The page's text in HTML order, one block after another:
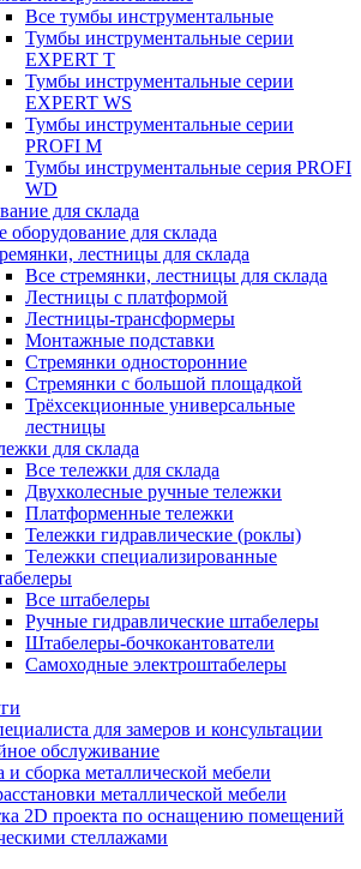
Все тумбы инструментальные
Тумбы инструментальные серии
EXPERT T
Тумбы инструментальные серии
EXPERT WS
Тумбы инструментальные серии
PROFI M
Тумбы инструментальные серия PROFI
WD
для склада
оборудование для склада
лестницы для склада
Все стремянки, лестницы для склада
Лестницы с платформой
Лестницы-трансформеры
Монтажные подставки
Стремянки односторонние
Стремянки с большой площадкой
Трёхсекционные универсальные
лестницы
для склада
Все тележки для склада
Двухколесные ручные тележки
Платформенные тележки
Тележки гидравлические (роклы)
Тележки специализированные
Все штабелеры
Ручные гидравлические штабелеры
Штабелеры-бочкокантователи
Самоходные электроштабелеры
для замеров и консультации
обслуживание
и сборка металлической мебели
металлической мебели
2D проекта по оснащению помещений
стеллажами